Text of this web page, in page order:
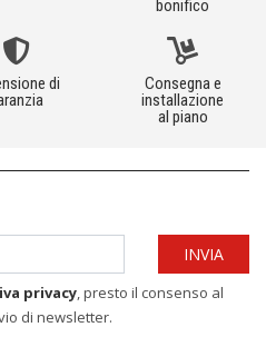
bonifico
di
Consegna e
installazione
al piano
privacy, presto il consenso al
di newsletter.